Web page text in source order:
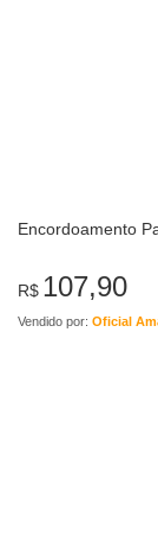
Encordoamento
R$ 107,90
Vendido por: Oficial